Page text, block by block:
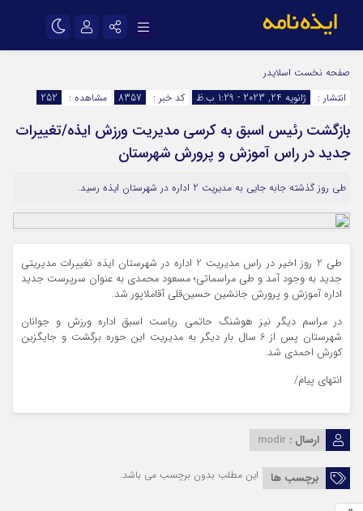
اینستاگرام
سروش
ایتا
آپارات
اپلیکیشن رمز عبور
مرا به خاطر بسپار
صفحه نخست اسلایدر
انتشار :
ژانویه 24, 2023 - 1:29 ب.ظ کد خبر : 8357 مشاهده : 252
بازگشت رئیس اسبق به کرسی مدیریت ورزش ایذه/تغییرات
جدید در راس آموزش و پرورش شهرستان
طی روز گذشته جابه جایی به مدیریت 2 اداره در شهرستان ایذه رسید.
طی 2 روز اخیر در راس مدیریت 2 اداره در شهرستان ایذه تغییرات مدیریتی
جدید به وجود آمد و طی مراسماتی؛ مسعود محمدی به عنوان سرپرست جدید
اداره آموزش و پرورش جانشین حسین‌قلی آقاملاپور شد.
در مراسم دیگر نیز هوشنگ حاتمی ریاست اسبق اداره ورزش و جوانان
شهرستان پس از 6 سال بار دیگر به مدیریت این حوره برگشت و جایگزین
کورش احمدی شد.
انتهای پیام/
ارسال : modir
برچسب ها این مطلب بدون برچسب می باشد.